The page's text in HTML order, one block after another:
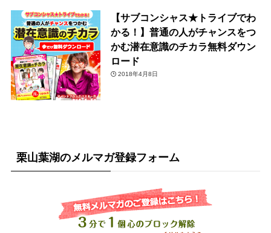
【サブコンシャス★トライブでわ
かる！】普通の人がチャンスをつ
かむ潜在意識のチカラ無料ダウン
ロード
2018年4月8日
栗山葉湖のメルマガ登録フォーム